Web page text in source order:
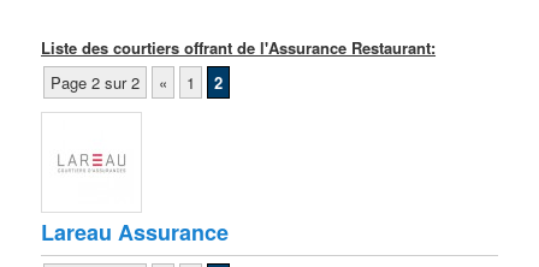
Liste des courtiers offrant de l'Assurance Restaurant:
Page 2 sur 2
« 1 2
Lareau Assurance